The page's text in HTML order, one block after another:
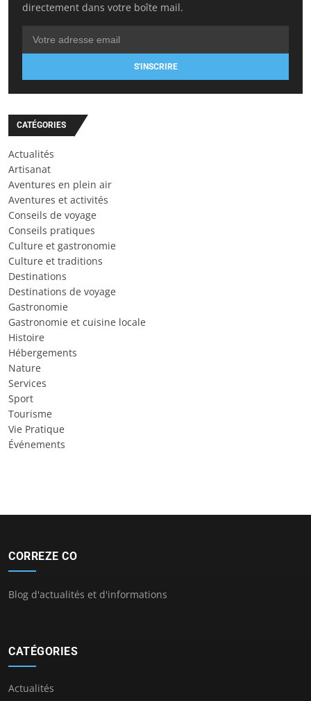
directement dans votre boîte mail.
S'INSCRIRE
CATÉGORIES
Actualités
Artisanat
Aventures en plein air
Aventures et activités
Conseils de voyage
Conseils pratiques
Culture et gastronomie
Culture et traditions
Destinations
Destinations de voyage
Gastronomie
Gastronomie et cuisine locale
Histoire
Hébergements
Nature
Services
Sport
Tourisme
Vie Pratique
Événements
CORREZE CO
Blog d'actualités et d'informations
CATÉGORIES
Actualités